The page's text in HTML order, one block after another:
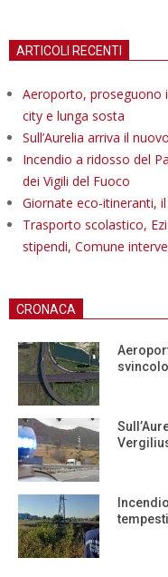
ARTICOLI RECENTI
Aeroporto, proseguono
city e lunga sosta
Sull’Aurelia arriva il
Incendio a ridosso del
dei Vigili del Fuoco
Giornate eco-itineranti,
Trasporto scolastico,
stipendi, Comune
CRONACA